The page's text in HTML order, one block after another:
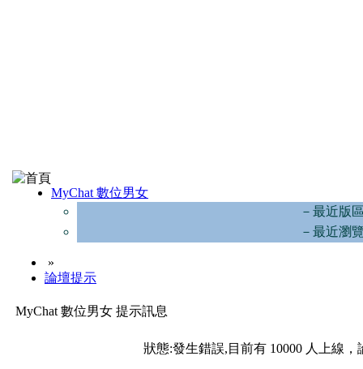
MyChat 數位男女
－最近版
－最近瀏
»
論壇提示
MyChat 數位男女 提示訊息
狀態:發生錯誤,目前有 10000 人上線